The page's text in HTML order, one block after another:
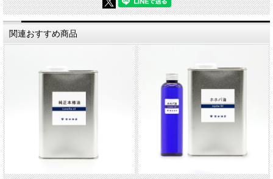
関連おすすめ商品